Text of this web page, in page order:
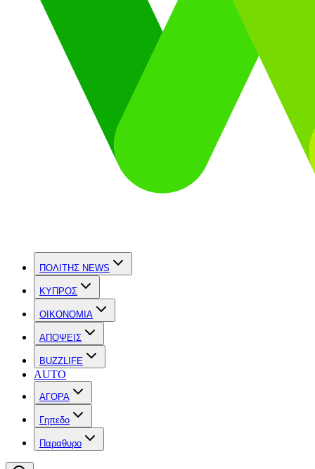
ΠΟΛΙΤΗΣ NEWS
ΚΥΠΡΟΣ
OIKONOMIA
ΑΠΟΨΕΙΣ
BUZZLIFE
AUTO
ΑΓΟΡΑ
Γηπεδο
Παραθυρο